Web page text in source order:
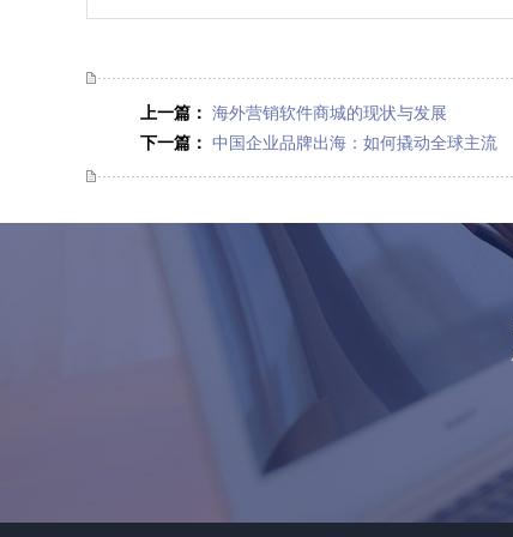
上一篇： 海外营销软件商城的现状与发展
下一篇： 中国企业品牌出海：如何撬动全球主流
媒体曝光？